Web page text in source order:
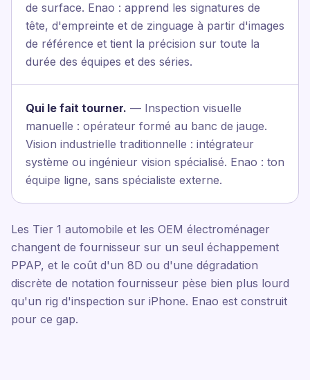
de surface. Enao : apprend les signatures de
tête, d'empreinte et de zinguage à partir d'images
de référence et tient la précision sur toute la
durée des équipes et des séries.
Qui le fait tourner. — Inspection visuelle
manuelle : opérateur formé au banc de jauge.
Vision industrielle traditionnelle : intégrateur
système ou ingénieur vision spécialisé. Enao : ton
équipe ligne, sans spécialiste externe.
Les Tier 1 automobile et les OEM électroménager
changent de fournisseur sur un seul échappement
PPAP, et le coût d'un 8D ou d'une dégradation
discrète de notation fournisseur pèse bien plus lourd
qu'un rig d'inspection sur iPhone. Enao est construit
pour ce gap.